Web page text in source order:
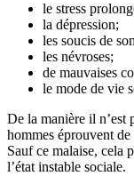
le stress
la dépression;
les soucis de
les névroses;
de mauvaises
le mode de vie
De la manière il n’est
hommes éprouvent de
Sauf ce malaise, cela
l’état instable sociale.